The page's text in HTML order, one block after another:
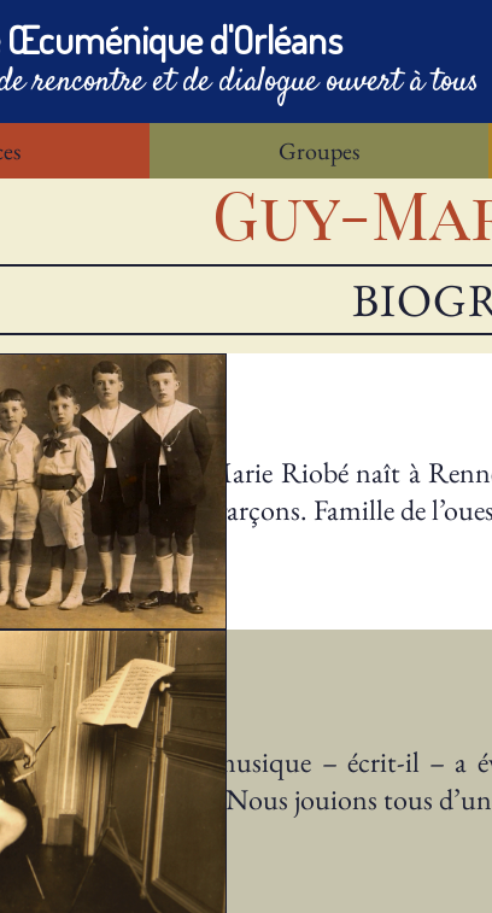
Œcuménique d'Orléans
rencontre et de dialogue ouvert à tous
Groupes
Guy-
Guy Marie Riobé naît à
de six garçons. Famille de
« La musique – écrit-il – a
terme. Nous jouions tous